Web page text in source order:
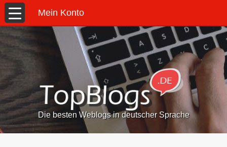
Mein Konto
Die besten Weblogs in deutscher Sprache